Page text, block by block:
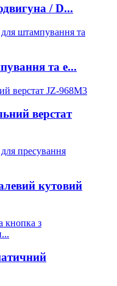
/ D...
та е...
верстат
кутовий